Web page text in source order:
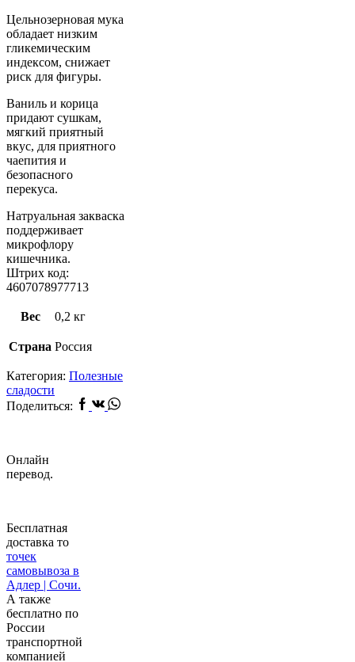
Цельнозерновая мука
обладает низким
гликемическим
индексом, снижает
риск для фигуры.
Ваниль и корица
придают сушкам,
мягкий приятный
вкус, для приятного
чаепития и
безопасного
перекуса.
Натруальная закваска
поддерживает
микрофлору
кишечника.
Штрих код:
4607078977713
Вес 0,2 кг
Страна Россия
Категория: Полезные
сладости
Поделиться: Facebook
Vk Whatsapp
Онлайн
перевод.
Бесплатная
доставка то
точек
самовывоза в
Адлер | Сочи.
А также
бесплатно по
России
транспортной
компанией